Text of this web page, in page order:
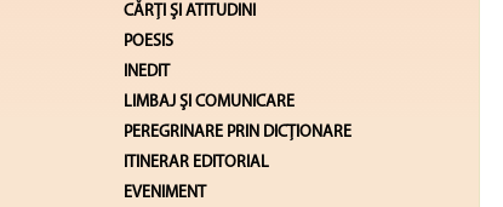
CĂRŢI ŞI ATITUDINI
POESIS
INEDIT
LIMBAJ ŞI COMUNICARE
PEREGRINARE PRIN DICȚIONARE
ITINERAR EDITORIAL
EVENIMENT